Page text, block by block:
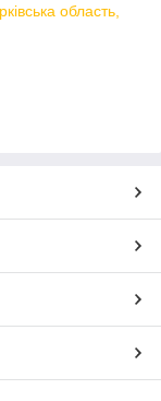
область,